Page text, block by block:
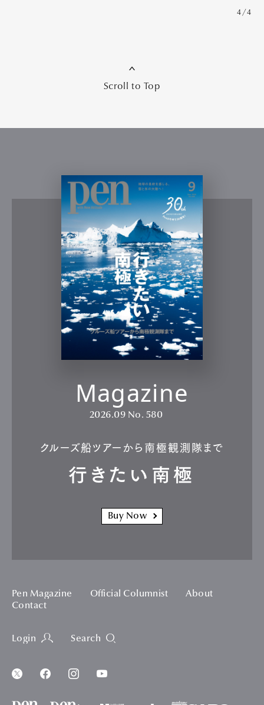
4/4
Scroll to Top
Magazine
2026.09 No. 580
クルーズ船ツアーから南極観測隊まで
行きたい南極
Buy Now
Pen Magazine Official Columnist
About
Contact
Login Search